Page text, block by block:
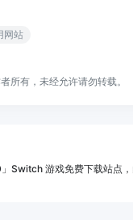
网站
所有，未经允许请勿转载。
」Switch 游戏免费下载站点